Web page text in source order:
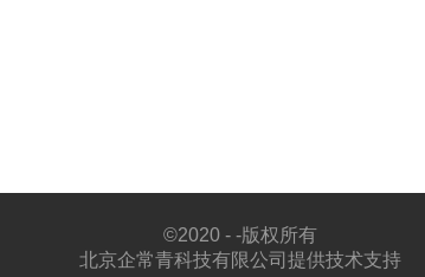
©2020 - -版权所有
北京企常青科技有限公司提供技术支持